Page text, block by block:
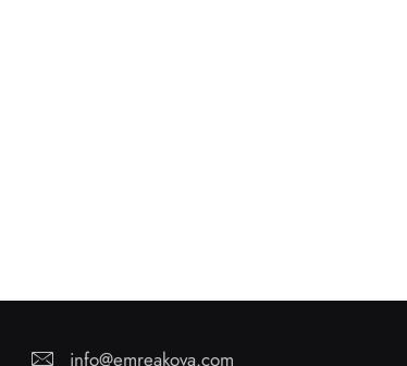
info@emreakova.com